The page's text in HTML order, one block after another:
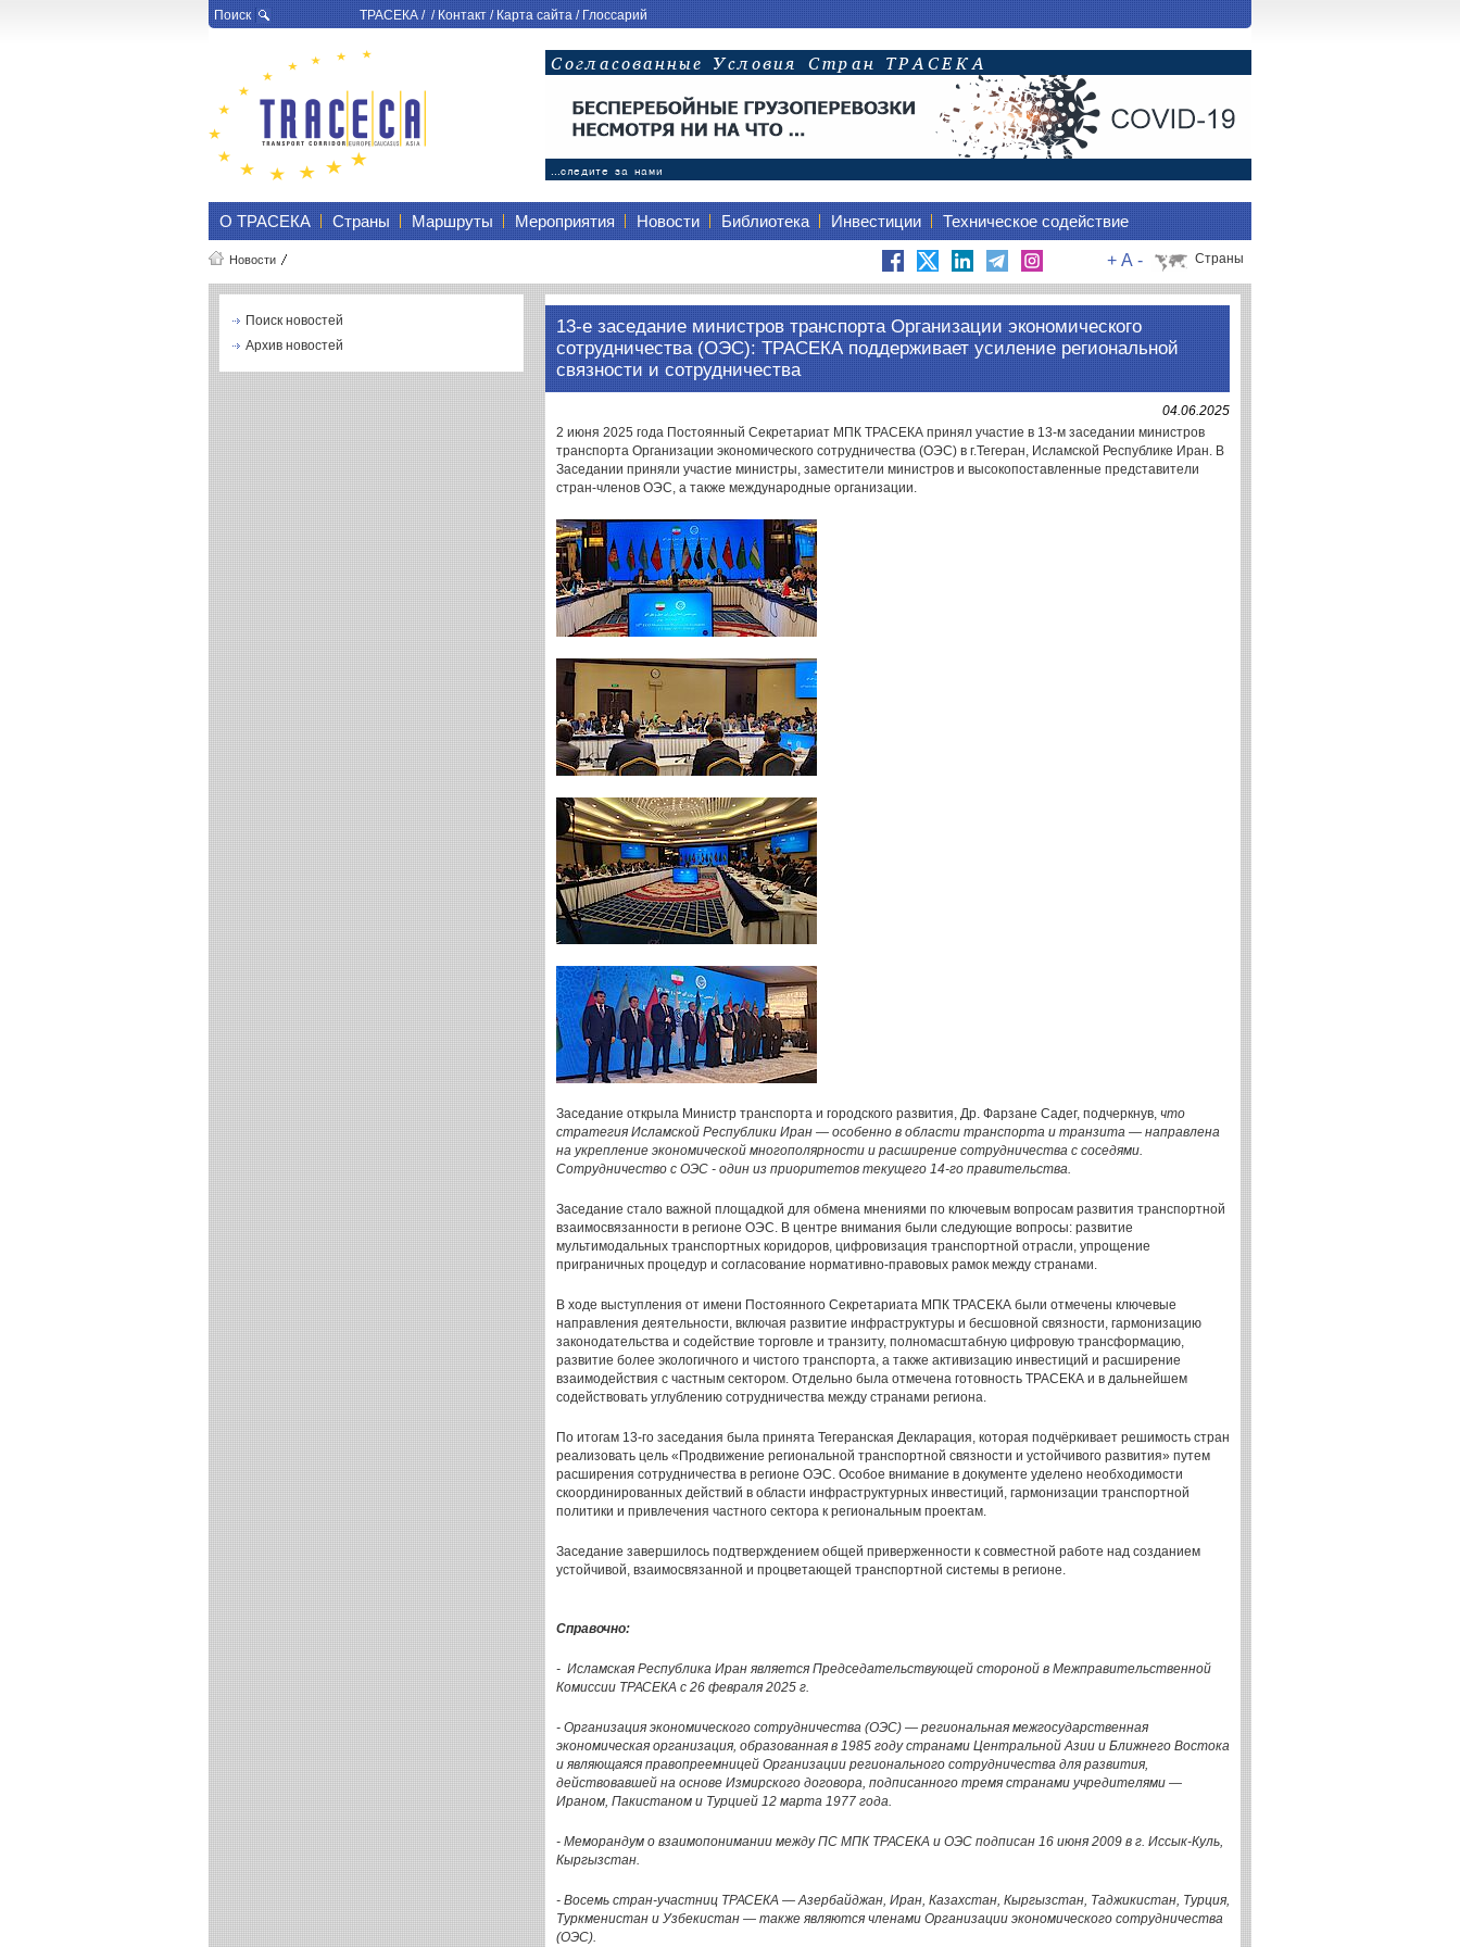
Поиск ТРАСЕКА/ /Контакт/Карта сайта/Глоссарий
О ТРАСЕКА Страны Маршруты Мероприятия Новости Библиотека Инвестиции Техническое содействие
Новости Страны
+ A -
Поиск новостей
Архив новостей
13-е заседание министров транспорта Организации экономического
сотрудничества (ОЭС): ТРАСЕКА поддерживает усиление региональной
связности и сотрудничества
04.06.2025
2 июня 2025 года Постоянный Секретариат МПК ТРАСЕКА принял участие в 13-м заседании министров
транспорта Организации экономического сотрудничества (ОЭС) в г.Тегеран, Исламской Республике Иран. В
Заседании приняли участие министры, заместители министров и высокопоставленные представители
стран-членов ОЭС, а также международные организации.
Заседание открыла Министр транспорта и городского развития, Др. Фарзане Садег, подчеркнув, что
стратегия Исламской Республики Иран — особенно в области транспорта и транзита — направлена
на укрепление экономической многополярности и расширение сотрудничества с соседями.
Сотрудничество с ОЭС - один из приоритетов текущего 14-го правительства.
Заседание стало важной площадкой для обмена мнениями по ключевым вопросам развития транспортной
взаимосвязанности в регионе ОЭС. В центре внимания были следующие вопросы: развитие
мультимодальных транспортных коридоров, цифровизация транспортной отрасли, упрощение
приграничных процедур и согласование нормативно-правовых рамок между странами.
В ходе выступления от имени Постоянного Секретариата МПК ТРАСЕКА были отмечены ключевые
направления деятельности, включая развитие инфраструктуры и бесшовной связности, гармонизацию
законодательства и содействие торговле и транзиту, полномасштабную цифровую трансформацию,
развитие более экологичного и чистого транспорта, а также активизацию инвестиций и расширение
взаимодействия с частным сектором. Отдельно была отмечена готовность ТРАСЕКА и в дальнейшем
содействовать углублению сотрудничества между странами региона.
По итогам 13-го заседания была принята Тегеранская Декларация, которая подчёркивает решимость стран
реализовать цель «Продвижение региональной транспортной связности и устойчивого развития» путем
расширения сотрудничества в регионе ОЭС. Особое внимание в документе уделено необходимости
скоординированных действий в области инфраструктурных инвестиций, гармонизации транспортной
политики и привлечения частного сектора к региональным проектам.
Заседание завершилось подтверждением общей приверженности к совместной работе над созданием
устойчивой, взаимосвязанной и процветающей транспортной системы в регионе.
Справочно:
- Исламская Республика Иран является Председательствующей стороной в Межправительственной
Комиссии ТРАСЕКА с 26 февраля 2025 г.
- Организация экономического сотрудничества (ОЭС) — региональная межгосударственная
экономическая организация, образованная в 1985 году странами Центральной Азии и Ближнего Востока
и являющаяся правопреемницей Организации регионального сотрудничества для развития,
действовавшей на основе Измирского договора, подписанного тремя странами учредителями —
Ираном, Пакистаном и Турцией 12 марта 1977 года.
- Меморандум о взаимопонимании между ПС МПК ТРАСЕКА и ОЭС подписан 16 июня 2009 в г. Иссык-Куль,
Кыргызстан.
- Восемь стран-участниц ТРАСЕКА — Азербайджан, Иран, Казахстан, Кыргызстан, Таджикистан, Турция,
Туркменистан и Узбекистан — также являются членами Организации экономического сотрудничества
(ОЭС).